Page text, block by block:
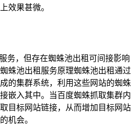
效果甚微。
务，但存在蜘蛛池出租可间接影响
蛛池出租服务原理蜘蛛池出租通过
的集群系统，利用这些网站的蜘蛛
嵌入其中。当百度蜘蛛抓取集群内
目标网站链接，从而增加目标网站
机会。